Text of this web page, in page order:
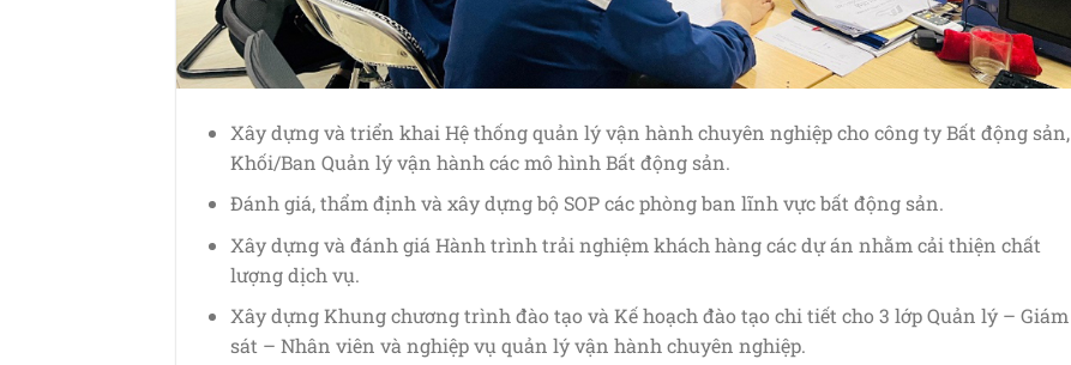
Xây dựng và triển khai Hệ thống quản lý vận hành chuyên nghiệp cho công ty Bất động sản,
Khối/Ban Quản lý vận hành các mô hình Bất động sản.
Đánh giá, thẩm định và xây dựng bộ SOP các phòng ban lĩnh vực bất động sản.
Xây dựng và đánh giá Hành trình trải nghiệm khách hàng các dự án nhằm cải thiện chất
lượng dịch vụ.
Xây dựng Khung chương trình đào tạo và Kế hoạch đào tạo chi tiết cho 3 lớp Quản lý – Giám
sát – Nhân viên và nghiệp vụ quản lý vận hành chuyên nghiệp.